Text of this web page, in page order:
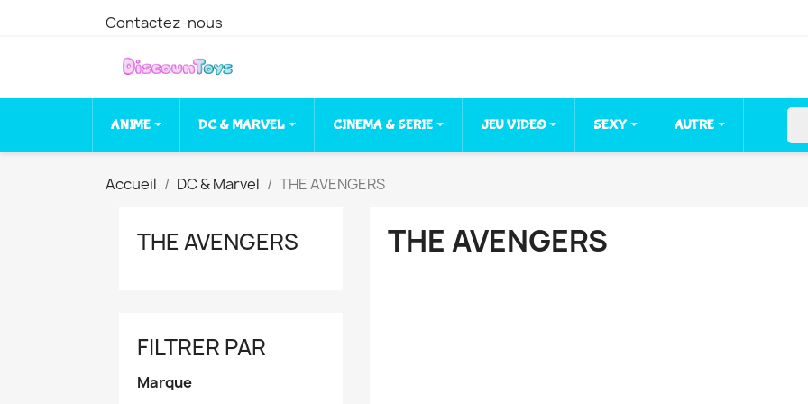
Contactez-nous
ANIME DC & MARVEL CINEMA & SERIE JEU VIDEO SEXY AUTRE
Accueil DC & Marvel THE AVENGERS
THE AVENGERS
FILTRER PAR
Marque
THE AVENGERS